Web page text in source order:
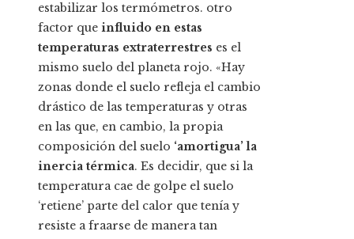
estabilizar los termómetros. otro
factor que influido en estas
temperaturas extraterrestres es el
mismo suelo del planeta rojo. «Hay
zonas donde el suelo refleja el cambio
drástico de las temperaturas y otras
en las que, en cambio, la propia
composición del suelo ‘amortigua’ la
inercia térmica. Es decidir, que si la
temperatura cae de golpe el suelo
‘retiene’ parte del calor que tenía y
resiste a fraarse de manera tan